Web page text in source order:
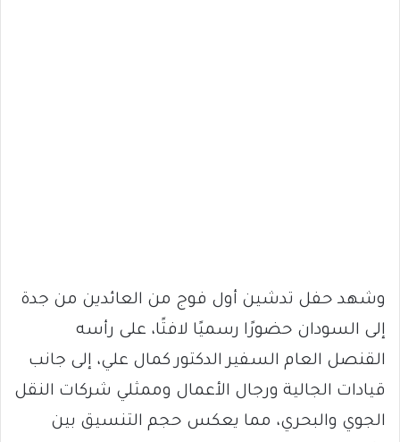
وشهد حفل تدشين أول فوج من العائدين من جدة
إلى السودان حضورًا رسميًا لافتًا، على رأسه
القنصل العام السفير الدكتور كمال علي، إلى جانب
قيادات الجالية ورجال الأعمال وممثلي شركات النقل
الجوي والبحري، مما يعكس حجم التنسيق بين